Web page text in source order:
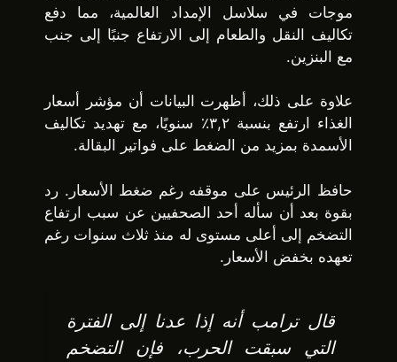
موجات في سلاسل الإمداد العالمية، مما دفع
تكاليف النقل والطعام إلى الارتفاع جنبًا إلى جنب
مع البنزين.
علاوة على ذلك، أظهرت البيانات أن مؤشر أسعار
الغذاء ارتفع بنسبة ٣,٢٪ سنويًا، مع تهديد تكاليف
الأسمدة بمزيد من الضغط على فواتير البقالة.
حافظ الرئيس على موقفه رغم ضغط الأسعار. رد
بقوة بعد أن سأله أحد الصحفيين عن سبب ارتفاع
التضخم إلى أعلى مستوى له منذ ثلاث سنوات رغم
تعهده بخفض الأسعار.
قال ترامب أنه إذا عدنا إلى الفترة
التي سبقت الحرب، فإن التضخم